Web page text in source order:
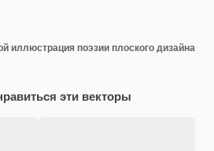
иллюстрация поэзии плоского дизайна
эти векторы